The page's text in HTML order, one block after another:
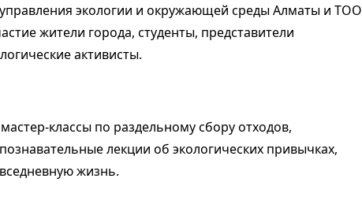
экологии и окружающей среды Алматы и ТОО
жители города, студенты, представители
активисты.
классы по раздельному сбору отходов,
лекции об экологических привычках,
жизнь.